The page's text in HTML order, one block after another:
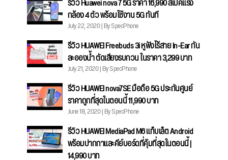
รีวิว Huawei nova 7 5G ราคา 16,990 สเปคแรง
กล้อง 4 ตัว พร้อมใช้งาน 5G ทันที
July 22, 2020 | By SpecPhone
รีวิว HUAWEI Freebuds 3i หูฟังไร้สาย In-Ear กัน
ละอองน้ำ ตัดเสียงรบกวน ในราคา 3,299 บาท
July 21, 2020 | By SpecPhone
รีวิว HUAWEI nova7SE มือถือ 5G ประกันศูนย์
ราคาถูกที่สุดในตอนนี้ 11,990 บาท
June 18, 2020 | By SpecPhone
รีวิว HUAWEI MediaPad M6 แท็บเล็ต Android
พร้อมปากกาและคีย์บอร์ดที่คุ้มที่สุดในตอนนี้ |
14,990 บาท